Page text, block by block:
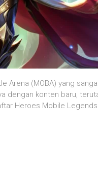
Arena (MOBA) yang
dengan konten baru,
Heroes Mobile